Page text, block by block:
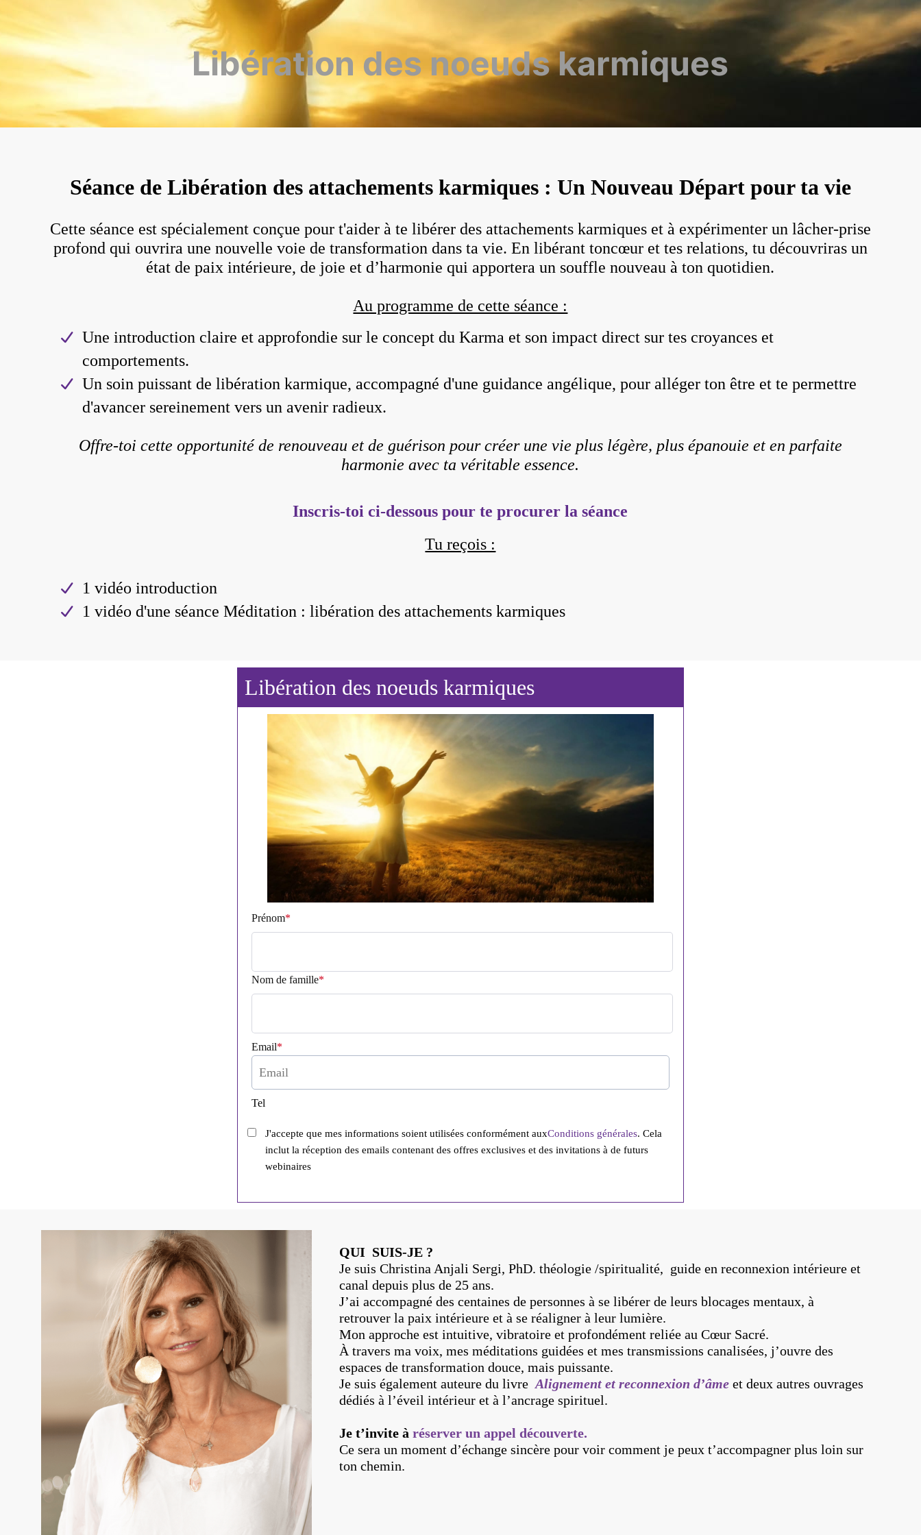
Libération des noeuds karmiques
Séance de Libération des attachements karmiques : Un Nouveau Départ pour ta vie
Cette séance est spécialement conçue pour t'aider à te libérer des attachements karmiques et à expérimenter un lâcher-prise
profond qui ouvrira une nouvelle voie de transformation dans ta vie. En libérant toncœur et tes relations, tu découvriras un
état de paix intérieure, de joie et d’harmonie qui apportera un souffle nouveau à ton quotidien.
Au programme de cette séance :
Une introduction claire et approfondie sur le concept du Karma et son impact direct sur tes croyances et
comportements.
Un soin puissant de libération karmique, accompagné d'une guidance angélique, pour alléger ton être et te permettre
d'avancer sereinement vers un avenir radieux.
Offre-toi cette opportunité de renouveau et de guérison pour créer une vie plus légère, plus épanouie et en parfaite
harmonie avec ta véritable essence.
Inscris-toi ci-dessous pour te procurer la séance
Tu reçois :
1 vidéo introduction
1 vidéo d'une séance Méditation : libération des attachements karmiques
Libération des noeuds karmiques
Prénom*
Nom de famille*
Email*
Tel
J'accepte que mes informations soient utilisées conformément auxConditions générales. Cela
inclut la réception des emails contenant des offres exclusives et des invitations à de futurs
webinaires
QUI SUIS-JE ?
Je suis Christina Anjali Sergi, PhD. théologie /spiritualité, guide en reconnexion intérieure et
canal depuis plus de 25 ans.
J’ai accompagné des centaines de personnes à se libérer de leurs blocages mentaux, à
retrouver la paix intérieure et à se réaligner à leur lumière.
Mon approche est intuitive, vibratoire et profondément reliée au Cœur Sacré.
À travers ma voix, mes méditations guidées et mes transmissions canalisées, j’ouvre des
espaces de transformation douce, mais puissante.
Je suis également auteure du livre Alignement et reconnexion d’âmeet deux autres ouvrages
dédiés à l’éveil intérieur et à l’ancrage spirituel.
Je t’invite à réserver un appel découverte.
Ce sera un moment d’échange sincère pour voir comment je peux t’accompagner plus loin sur
ton chemin.